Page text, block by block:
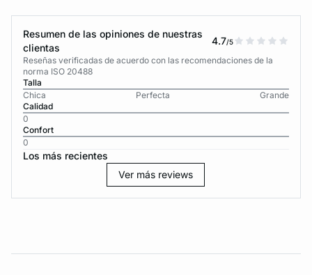
Resumen de las opiniones de nuestras
clientas
4.7/5
Reseñas verificadas de acuerdo con las recomendaciones de la
norma ISO 20488
Talla
Chica
Perfecta
Grande
Calidad
0
Confort
0
Los más recientes
Ver más reviews